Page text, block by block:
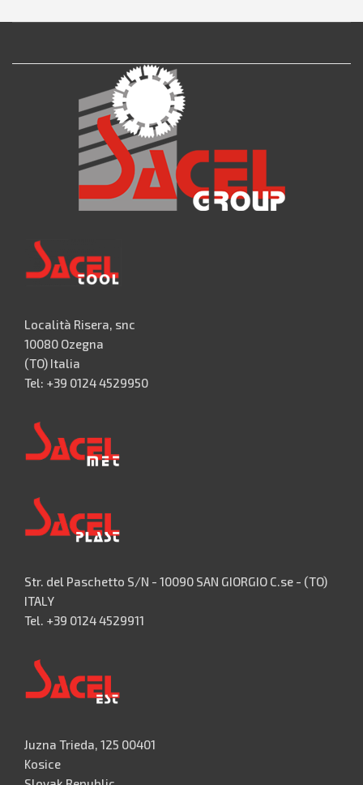
Località Risera, snc
10080 Ozegna
(TO) Italia
Tel: +39 0124 4529950
Str. del Paschetto S/N - 10090 SAN GIORGIO C.se - (TO)
ITALY
Tel. +39 0124 4529911
Juzna Trieda, 125 00401
Kosice